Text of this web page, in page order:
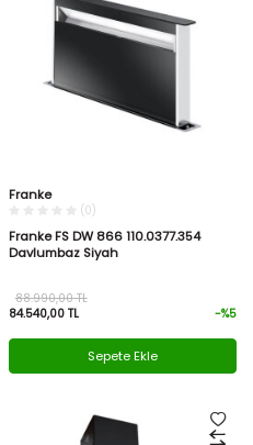
Franke
(0)
Franke FS DW 866 110.0377.354
Davlumbaz Siyah
84.540,00 TL
88.990,00TL
-%5
Sepete Ekle